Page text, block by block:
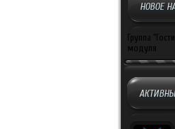
НОВОЕ
Группа
модуля